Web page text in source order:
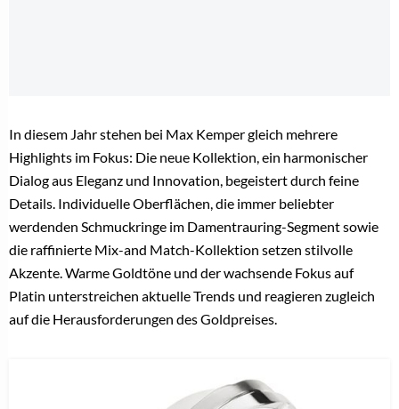
In diesem Jahr stehen bei Max Kemper gleich mehrere
Highlights im Fokus: Die neue Kollektion, ein harmonischer
Dialog aus Eleganz und Innovation, begeistert durch feine
Details. Individuelle Oberflächen, die immer beliebter
werdenden Schmuckringe im Damentrauring-Segment sowie
die raffinierte Mix-and Match-Kollektion setzen stilvolle
Akzente. Warme Goldtöne und der wachsende Fokus auf
Platin unterstreichen aktuelle Trends und reagieren zugleich
auf die Herausforderungen des Goldpreises.